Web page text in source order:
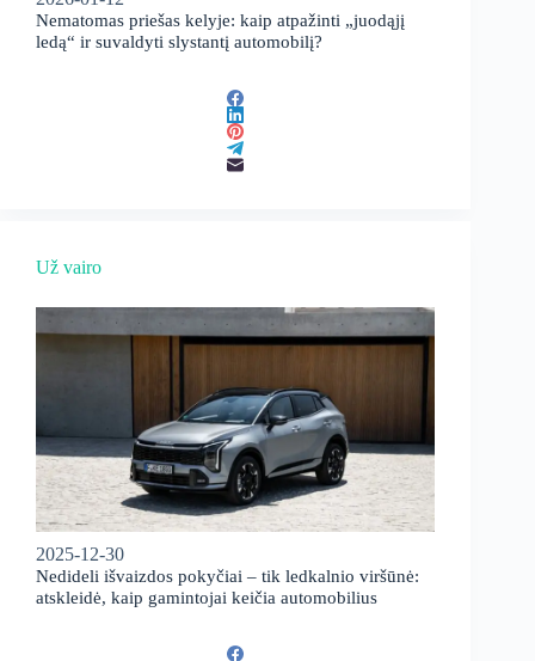
Nematomas priešas kelyje: kaip atpažinti „juodąjį
ledą“ ir suvaldyti slystantį automobilį?
Už vairo
2025-12-30
Nedideli išvaizdos pokyčiai – tik ledkalnio viršūnė:
atskleidė, kaip gamintojai keičia automobilius